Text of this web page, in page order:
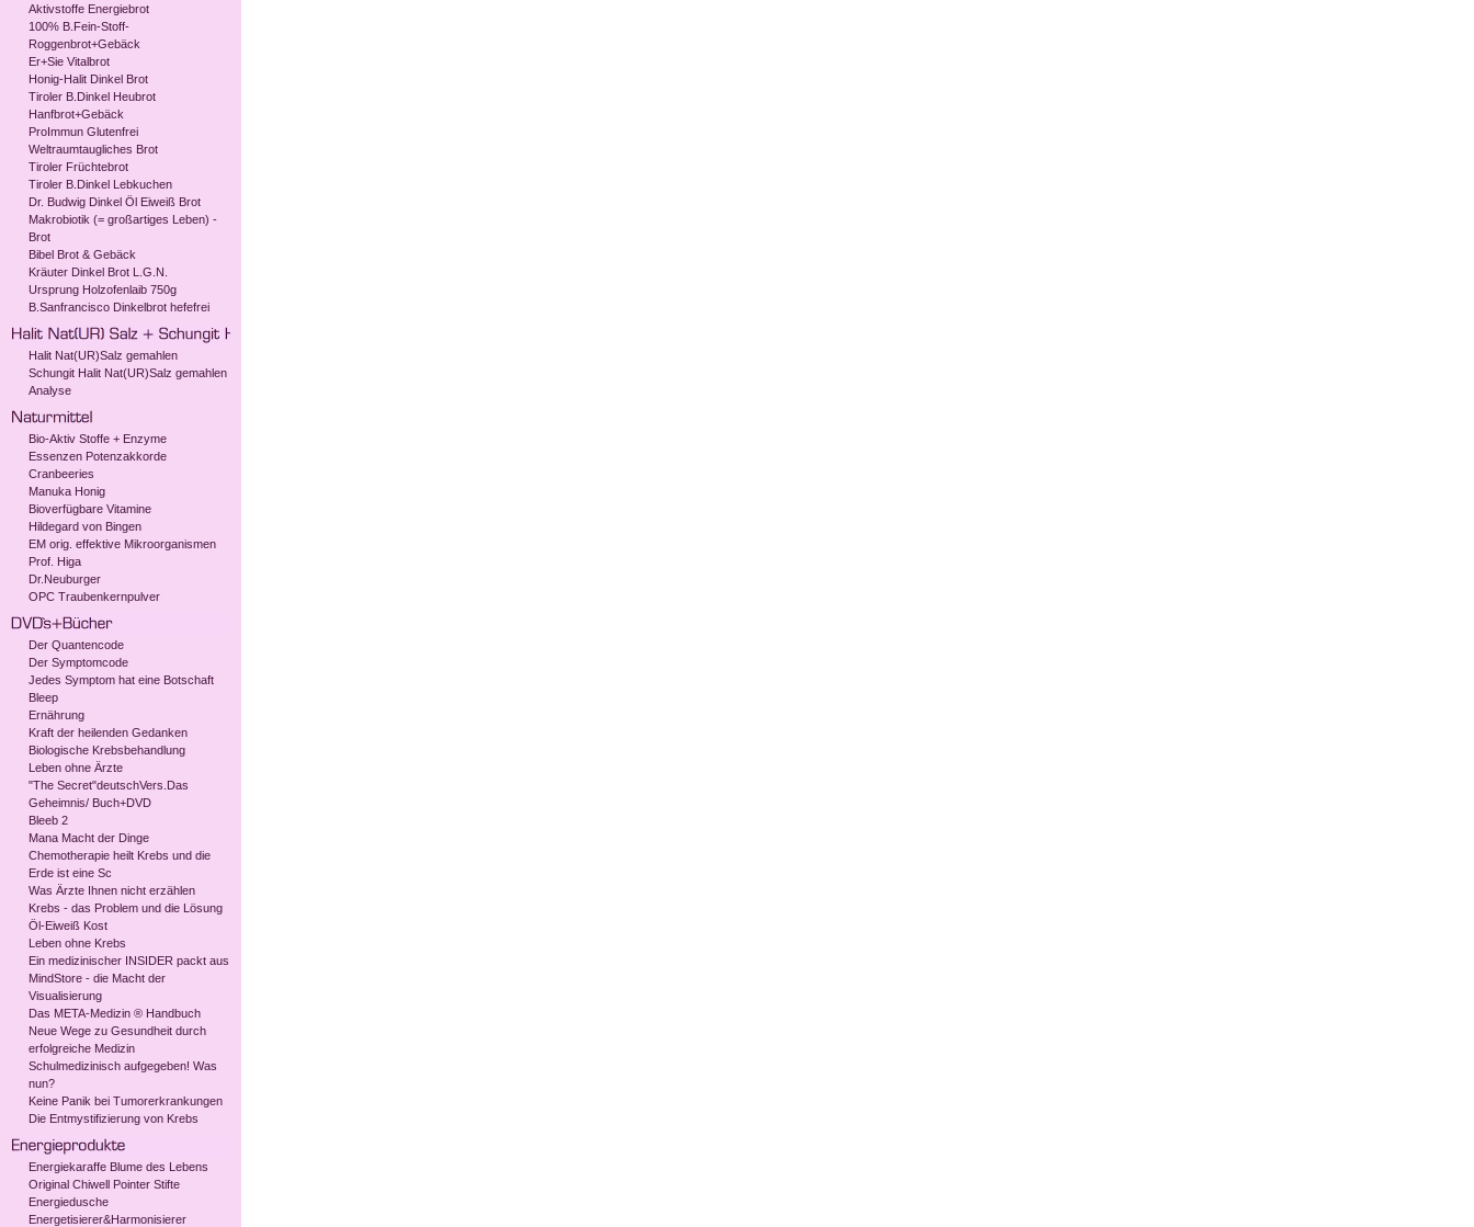
Aktivstoffe Energiebrot
100% B.Fein-Stoff-
Roggenbrot+Gebäck
Er+Sie Vitalbrot
Honig-Halit Dinkel Brot
Tiroler B.Dinkel Heubrot
Hanfbrot+Gebäck
ProImmun Glutenfrei
Weltraumtaugliches Brot
Tiroler Früchtebrot
Tiroler B.Dinkel Lebkuchen
Dr. Budwig Dinkel Öl Eiweiß Brot
Makrobiotik (= großartiges Leben) -
Brot
Bibel Brot & Gebäck
Kräuter Dinkel Brot L.G.N.
Ursprung Holzofenlaib 750g
B.Sanfrancisco Dinkelbrot hefefrei
Halit Nat(UR)Salz gemahlen
Schungit Halit Nat(UR)Salz gemahlen
Analyse
Bio-Aktiv Stoffe + Enzyme
Essenzen Potenzakkorde
Cranbeeries
Manuka Honig
Bioverfügbare Vitamine
Hildegard von Bingen
EM orig. effektive Mikroorganismen
Prof. Higa
Dr.Neuburger
OPC Traubenkernpulver
Der Quantencode
Der Symptomcode
Jedes Symptom hat eine Botschaft
Bleep
Ernährung
Kraft der heilenden Gedanken
Biologische Krebsbehandlung
Leben ohne Ärzte
"The Secret"deutschVers.Das
Geheimnis/ Buch+DVD
Bleeb 2
Mana Macht der Dinge
Chemotherapie heilt Krebs und die
Erde ist eine Sc
Was Ärzte Ihnen nicht erzählen
Krebs - das Problem und die Lösung
Öl-Eiweiß Kost
Leben ohne Krebs
Ein medizinischer INSIDER packt aus
MindStore - die Macht der
Visualisierung
Das META-Medizin ® Handbuch
Neue Wege zu Gesundheit durch
erfolgreiche Medizin
Schulmedizinisch aufgegeben! Was
nun?
Keine Panik bei Tumorerkrankungen
Die Entmystifizierung von Krebs
Energiekaraffe Blume des Lebens
Original Chiwell Pointer Stifte
Energiedusche
Energetisierer&Harmonisierer